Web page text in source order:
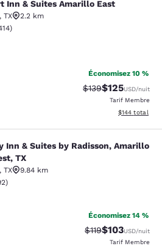
Amarillo East
Inn & Suites Amarillo East
, TX
2.2 km
Très Bien. 2414 commentaires
)
Économisez 10 %
Tarif barré :
$139Tarif réduit :
$125USD/nuit
Tarif Membre
Afficher les
$144 total
by Radisson,
Inn & Suites by Radisson, Amarillo
TX
, TX
9.84 km
Excellent. 792 commentaires
)
Économisez 14 %
Tarif barré :
$119Tarif réduit :
$103USD/nuit
Tarif Membre